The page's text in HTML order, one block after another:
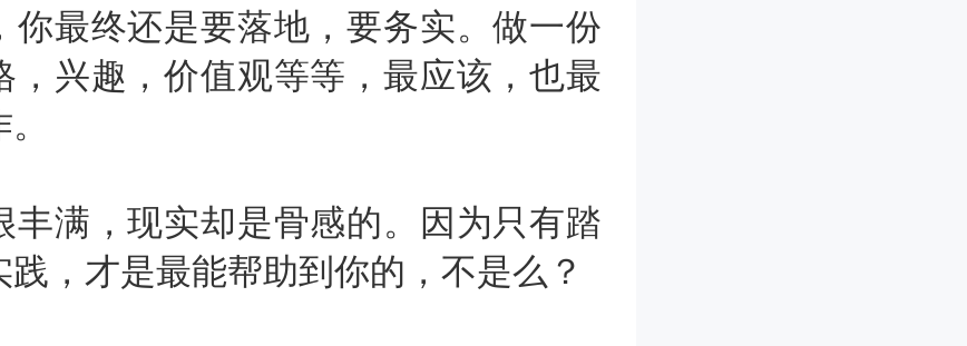
你最终还是要落地，要务实。做一份
，兴趣，价值观等等，最应该，也最
满，现实却是骨感的。因为只有踏
践，才是最能帮助到你的，不是么？